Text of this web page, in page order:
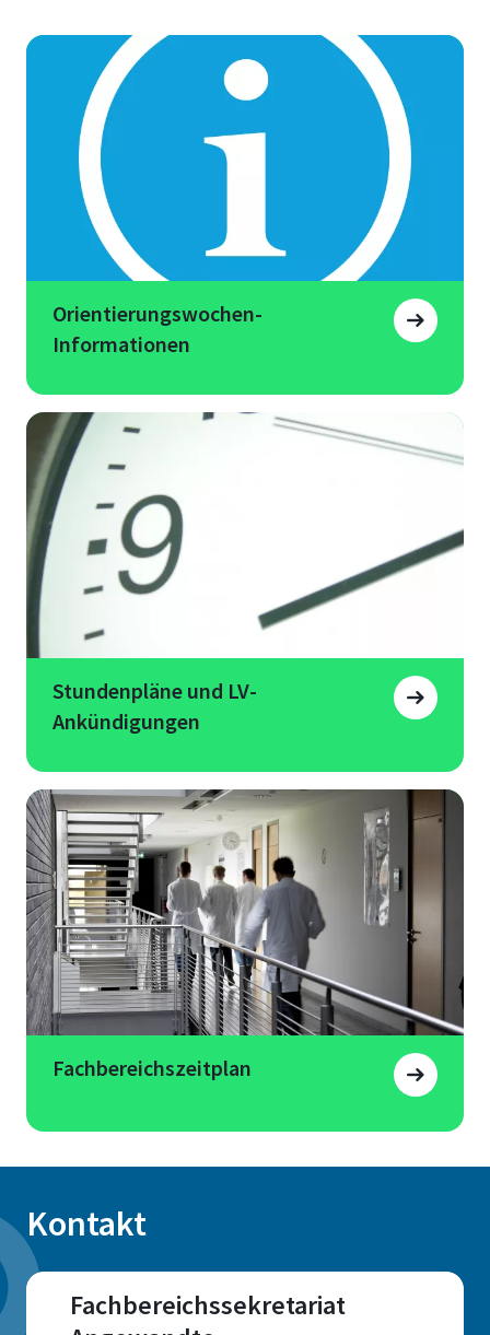
Orientierungswochen-
Informationen
Stundenpläne und LV-
Ankündigungen
Fachbereichszeitplan
Kontakt
Fachbereichssekretariat